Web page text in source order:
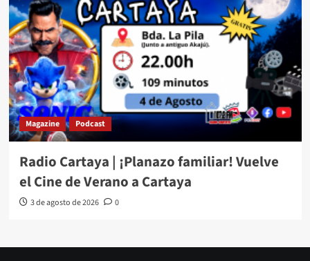
Magazine Podcast
Radio Cartaya | ¡Planazo familiar! Vuelve
el Cine de Verano a Cartaya
3 de agosto de 2026 0